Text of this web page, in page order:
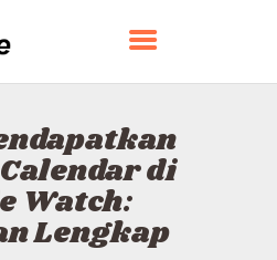
di
Watch:
Lengkap